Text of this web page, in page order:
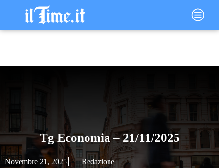
contenuto
Main
Menu
Tg Economia – 21/11/2025
Novembre 21, 2025 Redazione